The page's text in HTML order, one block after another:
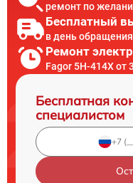
ремонт по
Бесплатный
в день обращения
Ремонт
Fagor 5H-414X от
Бесплатная
специалистом